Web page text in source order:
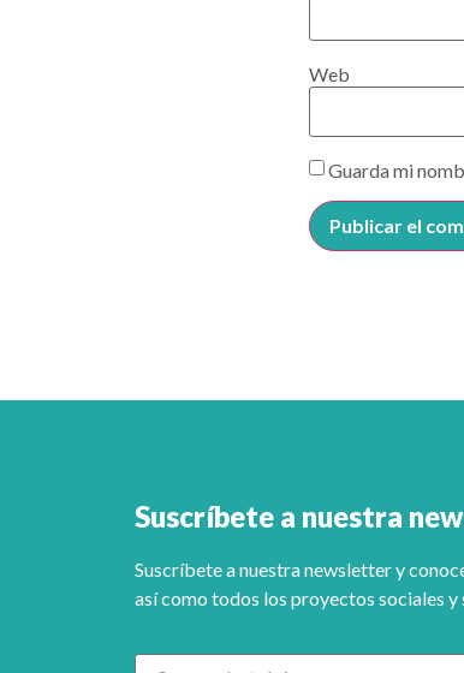
Web
Guarda mi
Suscríbete a nuestra
Suscríbete a nuestra newsletter y
así como todos los proyectos sociales